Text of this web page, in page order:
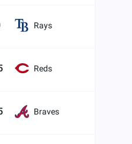
Rays
Reds
Braves